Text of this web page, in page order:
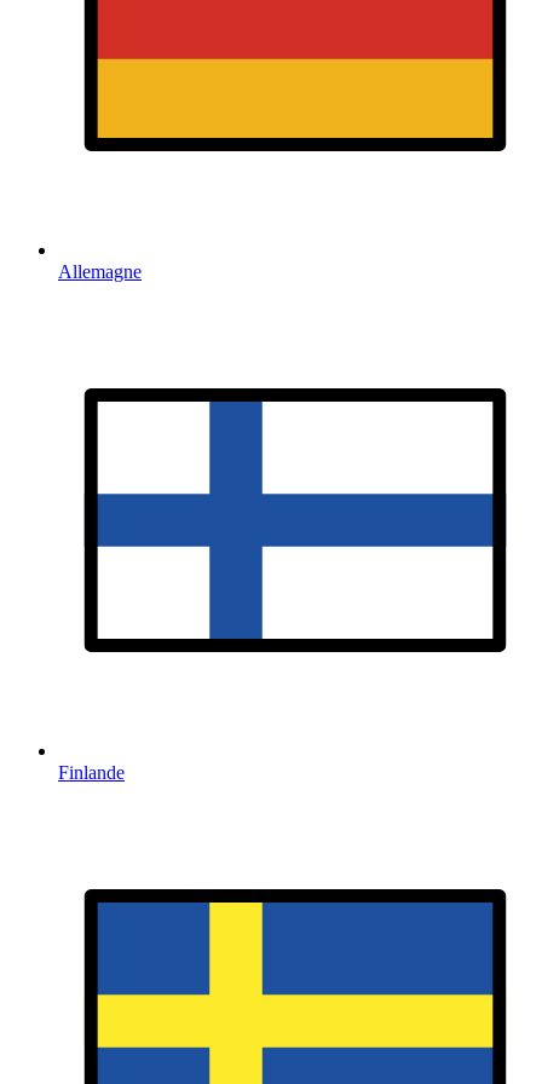
Allemagne
Finlande